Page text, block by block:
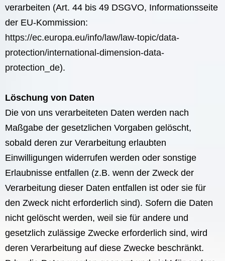
verarbeiten (Art. 44 bis 49 DSGVO, Informationsseite
der EU-Kommission:
https://ec.europa.eu/info/law/law-topic/data-
protection/international-dimension-data-
protection_de).
Löschung von Daten
Die von uns verarbeiteten Daten werden nach
Maßgabe der gesetzlichen Vorgaben gelöscht,
sobald deren zur Verarbeitung erlaubten
Einwilligungen widerrufen werden oder sonstige
Erlaubnisse entfallen (z.B. wenn der Zweck der
Verarbeitung dieser Daten entfallen ist oder sie für
den Zweck nicht erforderlich sind). Sofern die Daten
nicht gelöscht werden, weil sie für andere und
gesetzlich zulässige Zwecke erforderlich sind, wird
deren Verarbeitung auf diese Zwecke beschränkt.